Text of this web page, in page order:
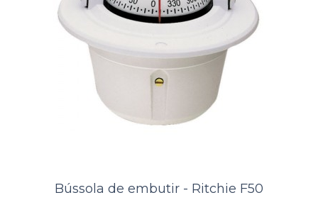
Bússola de embutir - Ritchie F50
Bússola de embutir - Ritchie F50